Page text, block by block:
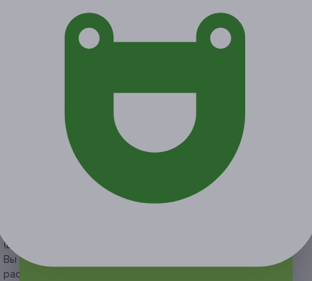
Экономия от 550 руб.
1 купон куплен
Начало действия
25 марта 2021 г.
Окончание действия
Гарантии Адреса
(включительно).
Вы можете предъявить купон в электронном или
распечатанном виде.